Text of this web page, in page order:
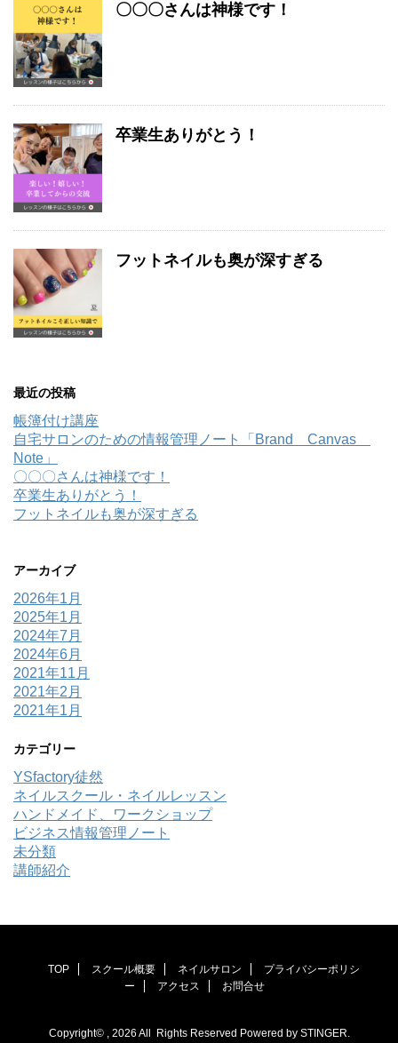
〇〇〇さんは神様です！
卒業生ありがとう！
フットネイルも奥が深すぎる
最近の投稿
帳簿付け講座
自宅サロンのための情報管理ノート「Brand Canvas
Note」
〇〇〇さんは神様です！
卒業生ありがとう！
フットネイルも奥が深すぎる
アーカイブ
2026年1月
2025年1月
2024年7月
2024年6月
2021年11月
2021年2月
2021年1月
カテゴリー
YSfactory徒然
ネイルスクール・ネイルレッスン
ハンドメイド、ワークショップ
ビジネス情報管理ノート
未分類
講師紹介
TOP スクール概要 ネイルサロン
プライバシーポリシ
ー
アクセス お問合せ
Copyright© , 2026 All Rights Reserved Powered by STINGER.